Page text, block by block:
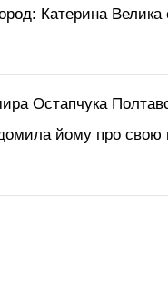
Катерина Велика
Остапчука
йому про свою